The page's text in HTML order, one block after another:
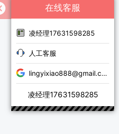
在线客服
凌经理17631598285
人工客服
lingyixiao888@gmail.com
凌经理17631598285